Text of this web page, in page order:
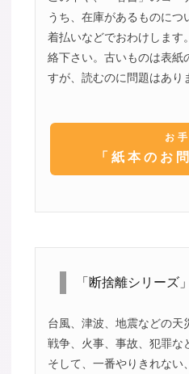
うち、在庫があるものにつ
着払いなどでおわけします
絡下さい。古いものは表紙
すが、読むのに問題はあり
お
「紙本のお
「断捨離シリーズ
台風、津波、地震などの天
戦争、火事、事故、犯罪な
そして、一番やりきれない